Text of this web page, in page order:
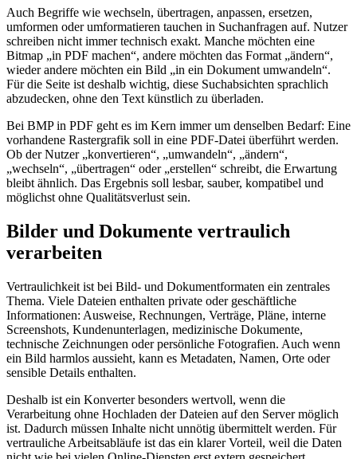
Auch Begriffe wie wechseln, übertragen, anpassen, ersetzen,
umformen oder umformatieren tauchen in Suchanfragen auf. Nutzer
schreiben nicht immer technisch exakt. Manche möchten eine
Bitmap „in PDF machen“, andere möchten das Format „ändern“,
wieder andere möchten ein Bild „in ein Dokument umwandeln“.
Für die Seite ist deshalb wichtig, diese Suchabsichten sprachlich
abzudecken, ohne den Text künstlich zu überladen.
Bei BMP in PDF geht es im Kern immer um denselben Bedarf: Eine
vorhandene Rastergrafik soll in eine PDF-Datei überführt werden.
Ob der Nutzer „konvertieren“, „umwandeln“, „ändern“,
„wechseln“, „übertragen“ oder „erstellen“ schreibt, die Erwartung
bleibt ähnlich. Das Ergebnis soll lesbar, sauber, kompatibel und
möglichst ohne Qualitätsverlust sein.
Bilder und Dokumente vertraulich
verarbeiten
Vertraulichkeit ist bei Bild- und Dokumentformaten ein zentrales
Thema. Viele Dateien enthalten private oder geschäftliche
Informationen: Ausweise, Rechnungen, Verträge, Pläne, interne
Screenshots, Kundenunterlagen, medizinische Dokumente,
technische Zeichnungen oder persönliche Fotografien. Auch wenn
ein Bild harmlos aussieht, kann es Metadaten, Namen, Orte oder
sensible Details enthalten.
Deshalb ist ein Konverter besonders wertvoll, wenn die
Verarbeitung ohne Hochladen der Dateien auf den Server möglich
ist. Dadurch müssen Inhalte nicht unnötig übermittelt werden. Für
vertrauliche Arbeitsabläufe ist das ein klarer Vorteil, weil die Daten